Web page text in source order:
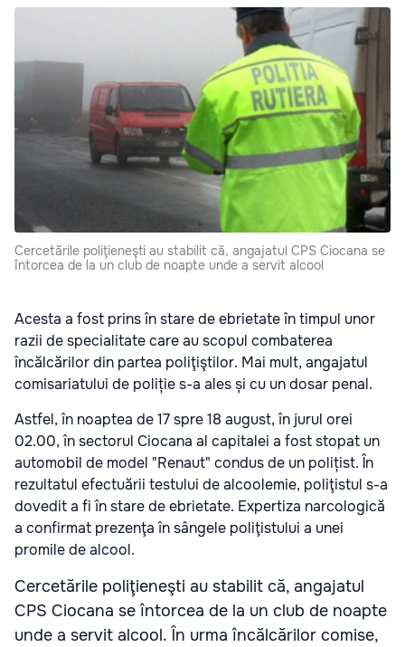
Cercetările poliţieneşti au stabilit că, angajatul CPS Ciocana se
întorcea de la un club de noapte unde a servit alcool
Acesta a fost prins în stare de ebrietate în timpul unor
razii de specialitate care au scopul combaterea
încălcărilor din partea poliţiştilor. Mai mult, angajatul
comisariatului de poliție s-a ales și cu un dosar penal.
Astfel, în noaptea de 17 spre 18 august, în jurul orei
02.00, în sectorul Ciocana al capitalei a fost stopat un
automobil de model "Renaut" condus de un polițist. În
rezultatul efectuării testului de alcoolemie, poliţistul s-a
dovedit a fi în stare de ebrietate. Expertiza narcologică
a confirmat prezenţa în sângele poliţistului a unei
promile de alcool.
Cercetările poliţieneşti au stabilit că, angajatul
CPS Ciocana se întorcea de la un club de noapte
unde a servit alcool. În urma încălcărilor comise,